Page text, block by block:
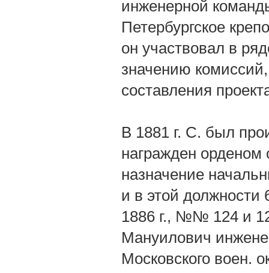
инженерной
Петербургское
он участвовал в
значению
составления
В 1881 г. С. был
награжден орденом
назначение
и в этой должности
1886 г., №№ 124 и
Мануилович
Московского воен.